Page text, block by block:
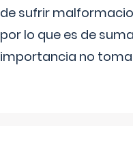
de sufrir
por lo que es de suma
importancia no